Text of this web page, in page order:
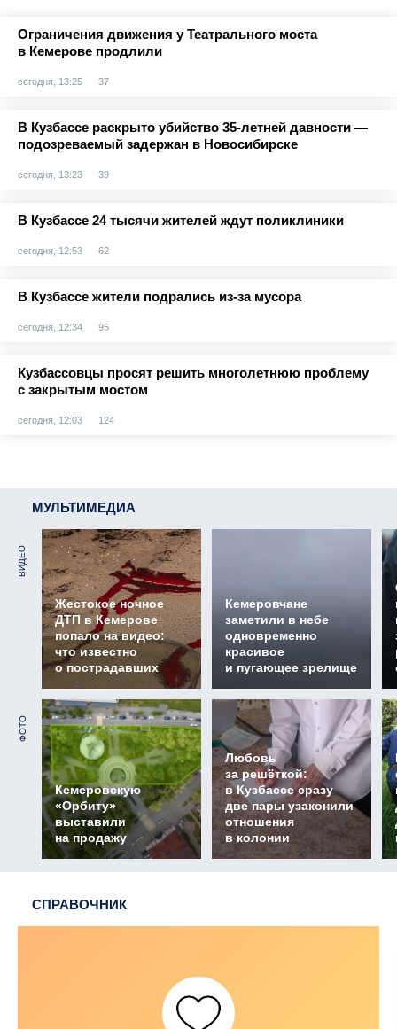
Ограничения движения у Театрального моста
в Кемерове продлили
сегодня, 13:25 37
В Кузбассе раскрыто убийство 35-летней давности —
подозреваемый задержан в Новосибирске
сегодня, 13:23 39
В Кузбассе 24 тысячи жителей ждут поликлиники
сегодня, 12:53 62
В Кузбассе жители подрались из-за мусора
сегодня, 12:34 95
Кузбассовцы просят решить многолетнюю проблему
с закрытым мостом
сегодня, 12:03 124
МУЛЬТИМЕДИА
ВИДЕО
Жестокое ночное
ДТП в Кемерове
попало на видео:
что известно
о пострадавших
Кемеровчане
заметили в небе
одновременно
красивое
и пугающее зрелище
ФОТО
Кемеровскую
«Орбиту»
выставили
на продажу
Любовь
за решёткой:
в Кузбассе сразу
две пары узаконили
отношения
в колонии
СПРАВОЧНИК